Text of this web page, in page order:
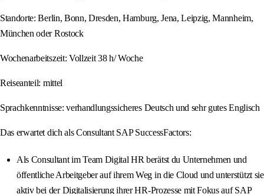
Standorte: Berlin, Bonn, Dresden, Hamburg, Jena, Leipzig, Mannheim,
München oder Rostock
Wochenarbeitszeit: Vollzeit 38 h/ Woche
Reiseanteil: mittel
Sprachkenntnisse: verhandlungssicheres Deutsch und sehr gutes Englisch
Das erwartet dich als Consultant SAP SuccessFactors:
Als Consultant im Team Digital HR berätst du Unternehmen und
öffentliche Arbeitgeber auf ihrem Weg in die Cloud und unterstützt sie
aktiv bei der Digitalisierung ihrer HR-Prozesse mit Fokus auf SAP